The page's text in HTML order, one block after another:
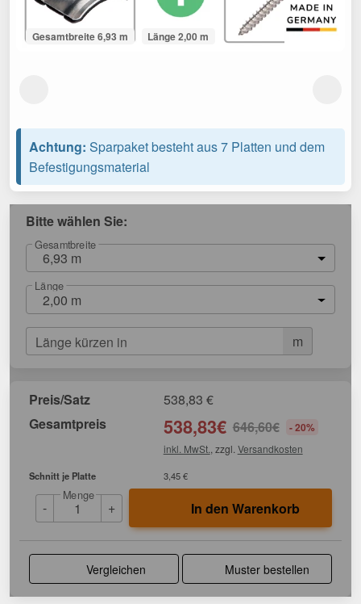
Gesamtbreite 6,93 m Länge 2,00 m
Achtung: Sparpaket besteht aus 7 Platten und dem
Befestigungsmaterial
Bitte wählen Sie:
Gesamtbreite
6,93 m
Länge
2,00 m
m
Länge kürzen in
Preis/Satz 538,83 €
Gesamtpreis
538,83€ 646,60€ - 20%
inkl. MwSt. , zzgl. Versandkosten
Schnitt je Platte 3,45 €
-
Menge
+ In den Warenkorb
Vergleichen Muster bestellen